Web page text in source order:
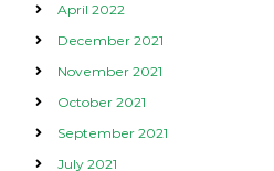
April 2022
December 2021
November 2021
October 2021
September 2021
July 2021